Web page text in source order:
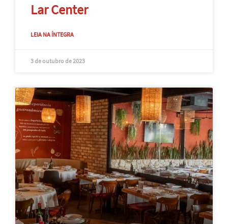
Lar Center
LEIA NA ÍNTEGRA
3 de outubro de 2023